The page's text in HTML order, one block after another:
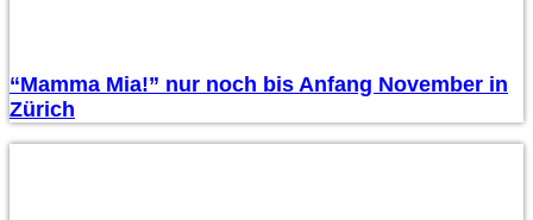
“Mamma Mia!” nur noch bis Anfang November in
Zürich